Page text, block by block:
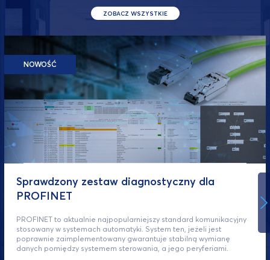
ZOBACZ WSZYSTKIE
NOWOŚĆ
Sprawdzony zestaw diagnostyczny dla
PROFINET
PROFINET to aktualnie najpopularniejszy standard komunikacyjny
stosowany w systemach automatyki. System ten, jeżeli jest
poprawnie zaimplementowany gwarantuje stabilną wymianę
danych pomiędzy systemem sterowania, a jego peryferiami.